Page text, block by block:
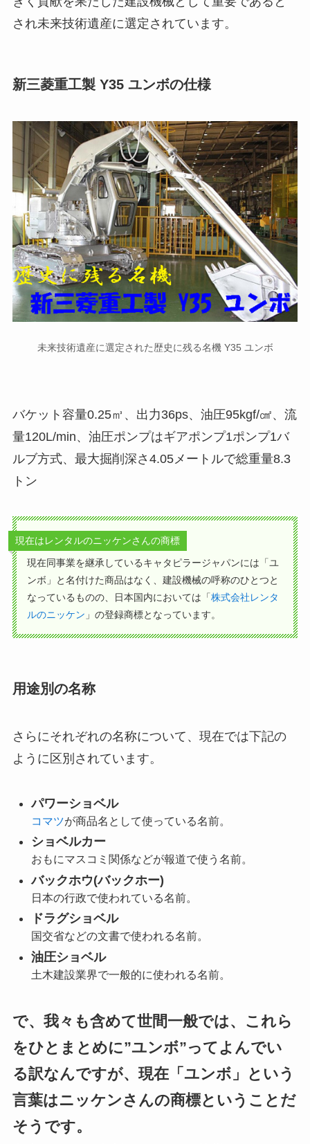
され未来技術遺産に選定されています。
新三菱重工製 Y35 ユンボの仕様
未来技術遺産に選定された歴史に残る名機 Y35 ユンボ
バケット容量0.25㎥、出力36ps、油圧95kgf/㎠、流
量120L/min、油圧ポンプはギアポンプ1ポンプ1バ
ルブ方式、最大掘削深さ4.05メートルで総重量8.3
トン
現在はレンタルのニッケンさんの商標
現在同事業を継承しているキャタピラージャパンには「ユ
ンボ」と名付けた商品はなく、建設機械の呼称のひとつと
なっているものの、日本国内においては「株式会社レンタ
ルのニッケン 」の登録商標となっています。
用途別の名称
さらにそれぞれの名称について、現在では下記の
ように区別されています。
パワーショベル
コマツが商品名として使っている名前。
ショベルカー
おもにマスコミ関係などが報道で使う名前。
バックホウ(バックホー)
日本の行政で使われている名前。
ドラグショベル
国交省などの文書で使われる名前。
油圧ショベル
土木建設業界で一般的に使われる名前。
で、我々も含めて世間一般では、これら
をひとまとめに”ユンボ”ってよんでい
る訳なんですが、現在「ユンボ」という
言葉はニッケンさんの商標ということだ
そうです。